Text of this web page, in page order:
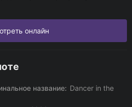
онлайн
название: Dancer in the